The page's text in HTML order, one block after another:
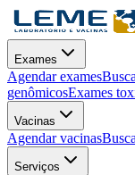
Exames
Agendar exames
genômicosExames
Vacinas
Agendar vacinas
Serviços